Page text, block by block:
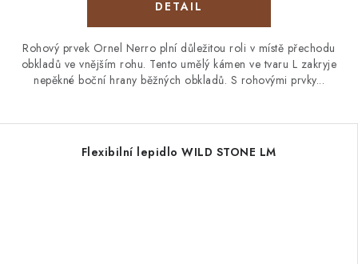
Rohový prvek Ornel Nerro plní důležitou roli v místě přechodu
obkladů ve vnějším rohu. Tento umělý kámen ve tvaru L zakryje
nepěkné boční hrany běžných obkladů. S rohovými prvky...
Flexibilní lepidlo WILD STONE LM